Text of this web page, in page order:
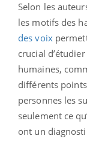
Selon les
les motifs des
des voix
crucial
humaines,
différents
personnes les
seulement ce
ont un